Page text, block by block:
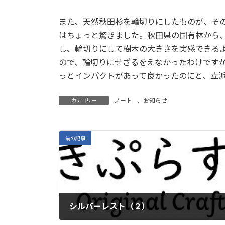
また、天然秋田杉を輪切りにしたものが、
はちょっと驚きました。秋田県の国有林から
し、輪切りにして樹木の大きさを実感でき
ので、輪切りにせざるをえなかったわけです
っとインパクトがあって良かったのにと、立
カテゴリー ノート 、 お知らせ
前の記事
シルバーレスト（２）